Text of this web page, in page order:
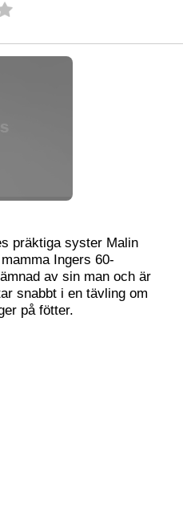
präktiga syster Malin
Ingers 60-
av sin man och är
snabbt i en tävling om
på fötter.